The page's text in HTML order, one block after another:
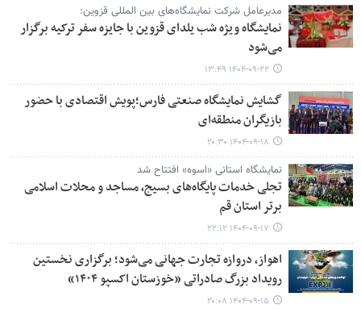
مدیرعامل شرکت نمایشگاه‌های بین المللی قزوین:
نمایشگاه ویژه شب یلدای قزوین با جایزه سفر ترکیه برگزار
می‌شود
۱۴۰۴-۰۹-۲۲ ۱۳:۴۹
گشایش نمایشگاه صنعتی فارس؛پویش اقتصادی با حضور
بازیگران منطقه‌ای
۱۴۰۴-۰۹-۱۸ ۲۰:۳۰
نمایشگاه استانی «اسوه» افتتاح شد
تجلی خدمات پایگاه‌های بسیج، مساجد و محلات اسلامی
برتر استان قم
۱۴۰۴-۰۹-۱۷ ۲۲:۱۲
اهواز، دروازه تجارت جهانی می‌شود؛ برگزاری نخستین
رویداد بزرگ صادراتی «خوزستان اکسپو ۱۴۰۴»
۱۴۰۴-۰۹-۱۵ ۲۰:۰۸